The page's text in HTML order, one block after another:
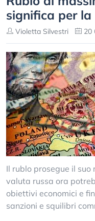
significa per la
Violetta Silvestri 20
Il rublo prosegue il
valuta russa ora
obiettivi economici e
sanzioni e squilibri